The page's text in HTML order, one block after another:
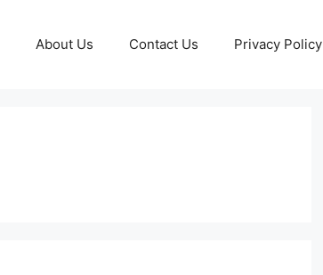
About Us Contact Us Privacy Policy